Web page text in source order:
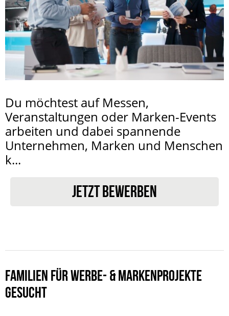
Du möchtest auf Messen,
Veranstaltungen oder Marken-Events
arbeiten und dabei spannende
Unternehmen, Marken und Menschen
k...
JETZT BEWERBEN
FAMILIEN FÜR WERBE- & MARKENPROJEKTE
GESUCHT